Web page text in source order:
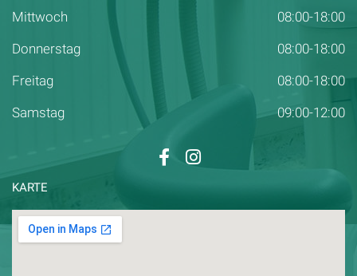
Mittwoch
08:00-18:00
Donnerstag
08:00-18:00
Freitag
08:00-18:00
Samstag
09:00-12:00
KARTE